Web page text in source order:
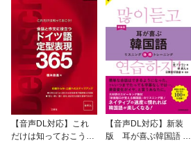
【音声DL対応】これ
だけは知っておこう！
【音声DL対応】新装
版 耳が喜ぶ韓国語 リ